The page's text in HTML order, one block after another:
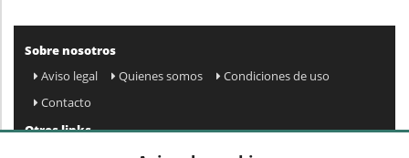
Sobre nosotros
Aviso legal
Quienes somos
Condiciones de uso
Contacto
Otros links